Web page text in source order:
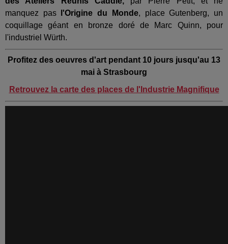
manquez pas
l'Origine du Monde, place Gutenberg, un
coquillage géant en bronze doré de Marc Quinn, pour
l'industriel Würth.
Profitez des oeuvres d'art pendant 10 jours jusqu'au 13
mai à Strasbourg
Retrouvez la carte des places de l'Industrie Magnifique